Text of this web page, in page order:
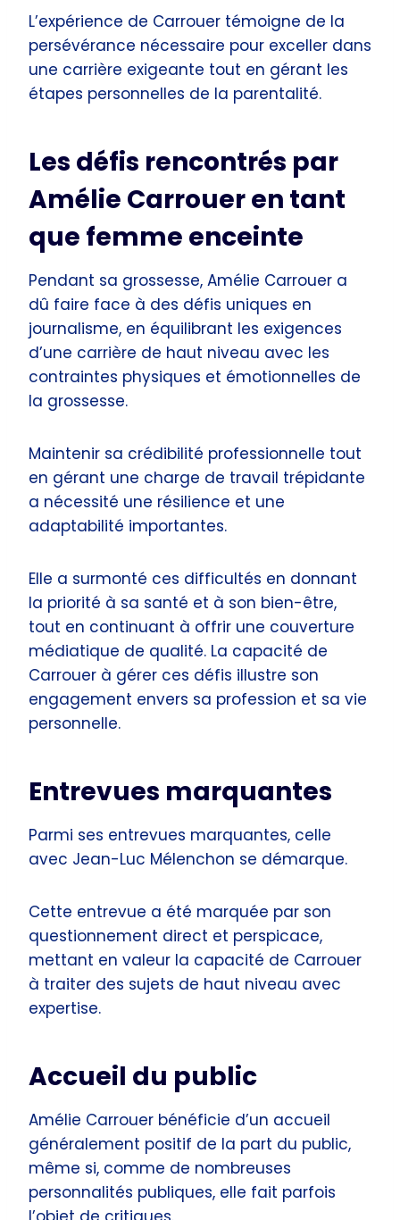
L’expérience de Carrouer témoigne de la
persévérance nécessaire pour exceller dans
une carrière exigeante tout en gérant les
étapes personnelles de la parentalité.
Les défis rencontrés par
Amélie Carrouer en tant
que femme enceinte
Pendant sa grossesse, Amélie Carrouer a
dû faire face à des défis uniques en
journalisme, en équilibrant les exigences
d’une carrière de haut niveau avec les
contraintes physiques et émotionnelles de
la grossesse.
Maintenir sa crédibilité professionnelle tout
en gérant une charge de travail trépidante
a nécessité une résilience et une
adaptabilité importantes.
Elle a surmonté ces difficultés en donnant
la priorité à sa santé et à son bien-être,
tout en continuant à offrir une couverture
médiatique de qualité. La capacité de
Carrouer à gérer ces défis illustre son
engagement envers sa profession et sa vie
personnelle.
Entrevues marquantes
Parmi ses entrevues marquantes, celle
avec Jean-Luc Mélenchon se démarque.
Cette entrevue a été marquée par son
questionnement direct et perspicace,
mettant en valeur la capacité de Carrouer
à traiter des sujets de haut niveau avec
expertise.
Accueil du public
Amélie Carrouer bénéficie d’un accueil
généralement positif de la part du public,
même si, comme de nombreuses
personnalités publiques, elle fait parfois